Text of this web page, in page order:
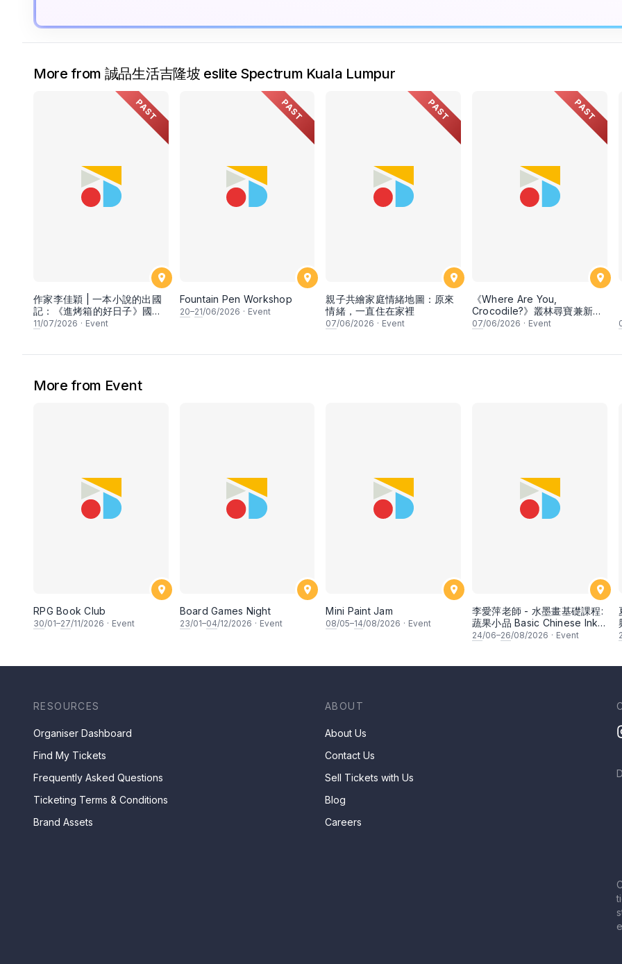
More from 誠品生活吉隆坡 eslite Spectrum Kuala Lumpur
PAST
作家李佳穎 | 一本小說的出國
記：《進烤箱的好日子》國際
出版經驗與觀察
11/07/2026 · Event
PAST
Fountain Pen Workshop
20–21/06/2026 · Event
PAST
親子共繪家庭情緒地圖：原來
情緒，一直住在家裡
07/06/2026 · Event
PAST
《Where Are You,
Crocodile?》叢林尋寶兼新書
分享會
07/06/2026 · Event
More from Event
RPG Book Club
30/01–27/11/2026 · Event
Board Games Night
23/01–04/12/2026 · Event
Mini Paint Jam
08/05–14/08/2026 · Event
李愛萍老師 - 水墨畫基礎課程:
蔬果小品 Basic Chinese Ink
Painting: Vegetable and
24/06–26/08/2026 · Event
RESOURCES
Organiser Dashboard
Find My Tickets
Frequently Asked Questions
Ticketing Terms & Conditions
Brand Assets
ABOUT
About Us
Contact Us
Sell Tickets with Us
Blog
Careers